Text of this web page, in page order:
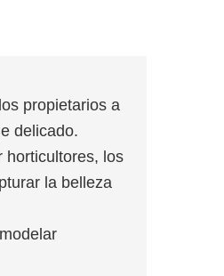
propietarios a
delicado.
horticultores, los
la belleza